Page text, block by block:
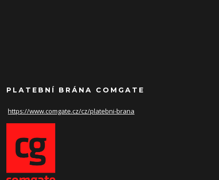
PLATEBNÍ BRÁNA COMGATE
https://www.comgate.cz/cz/platebni-brana